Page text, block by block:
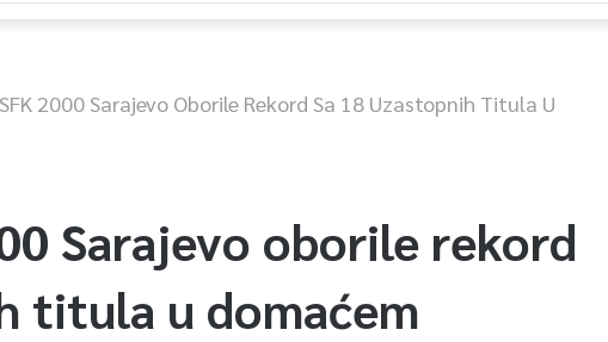
2000 Sarajevo Oborile Rekord Sa 18 Uzastopnih Titula U
Sarajevo oborile rekord
titula u domaćem